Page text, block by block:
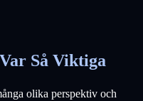
Så Viktiga
olika perspektiv och